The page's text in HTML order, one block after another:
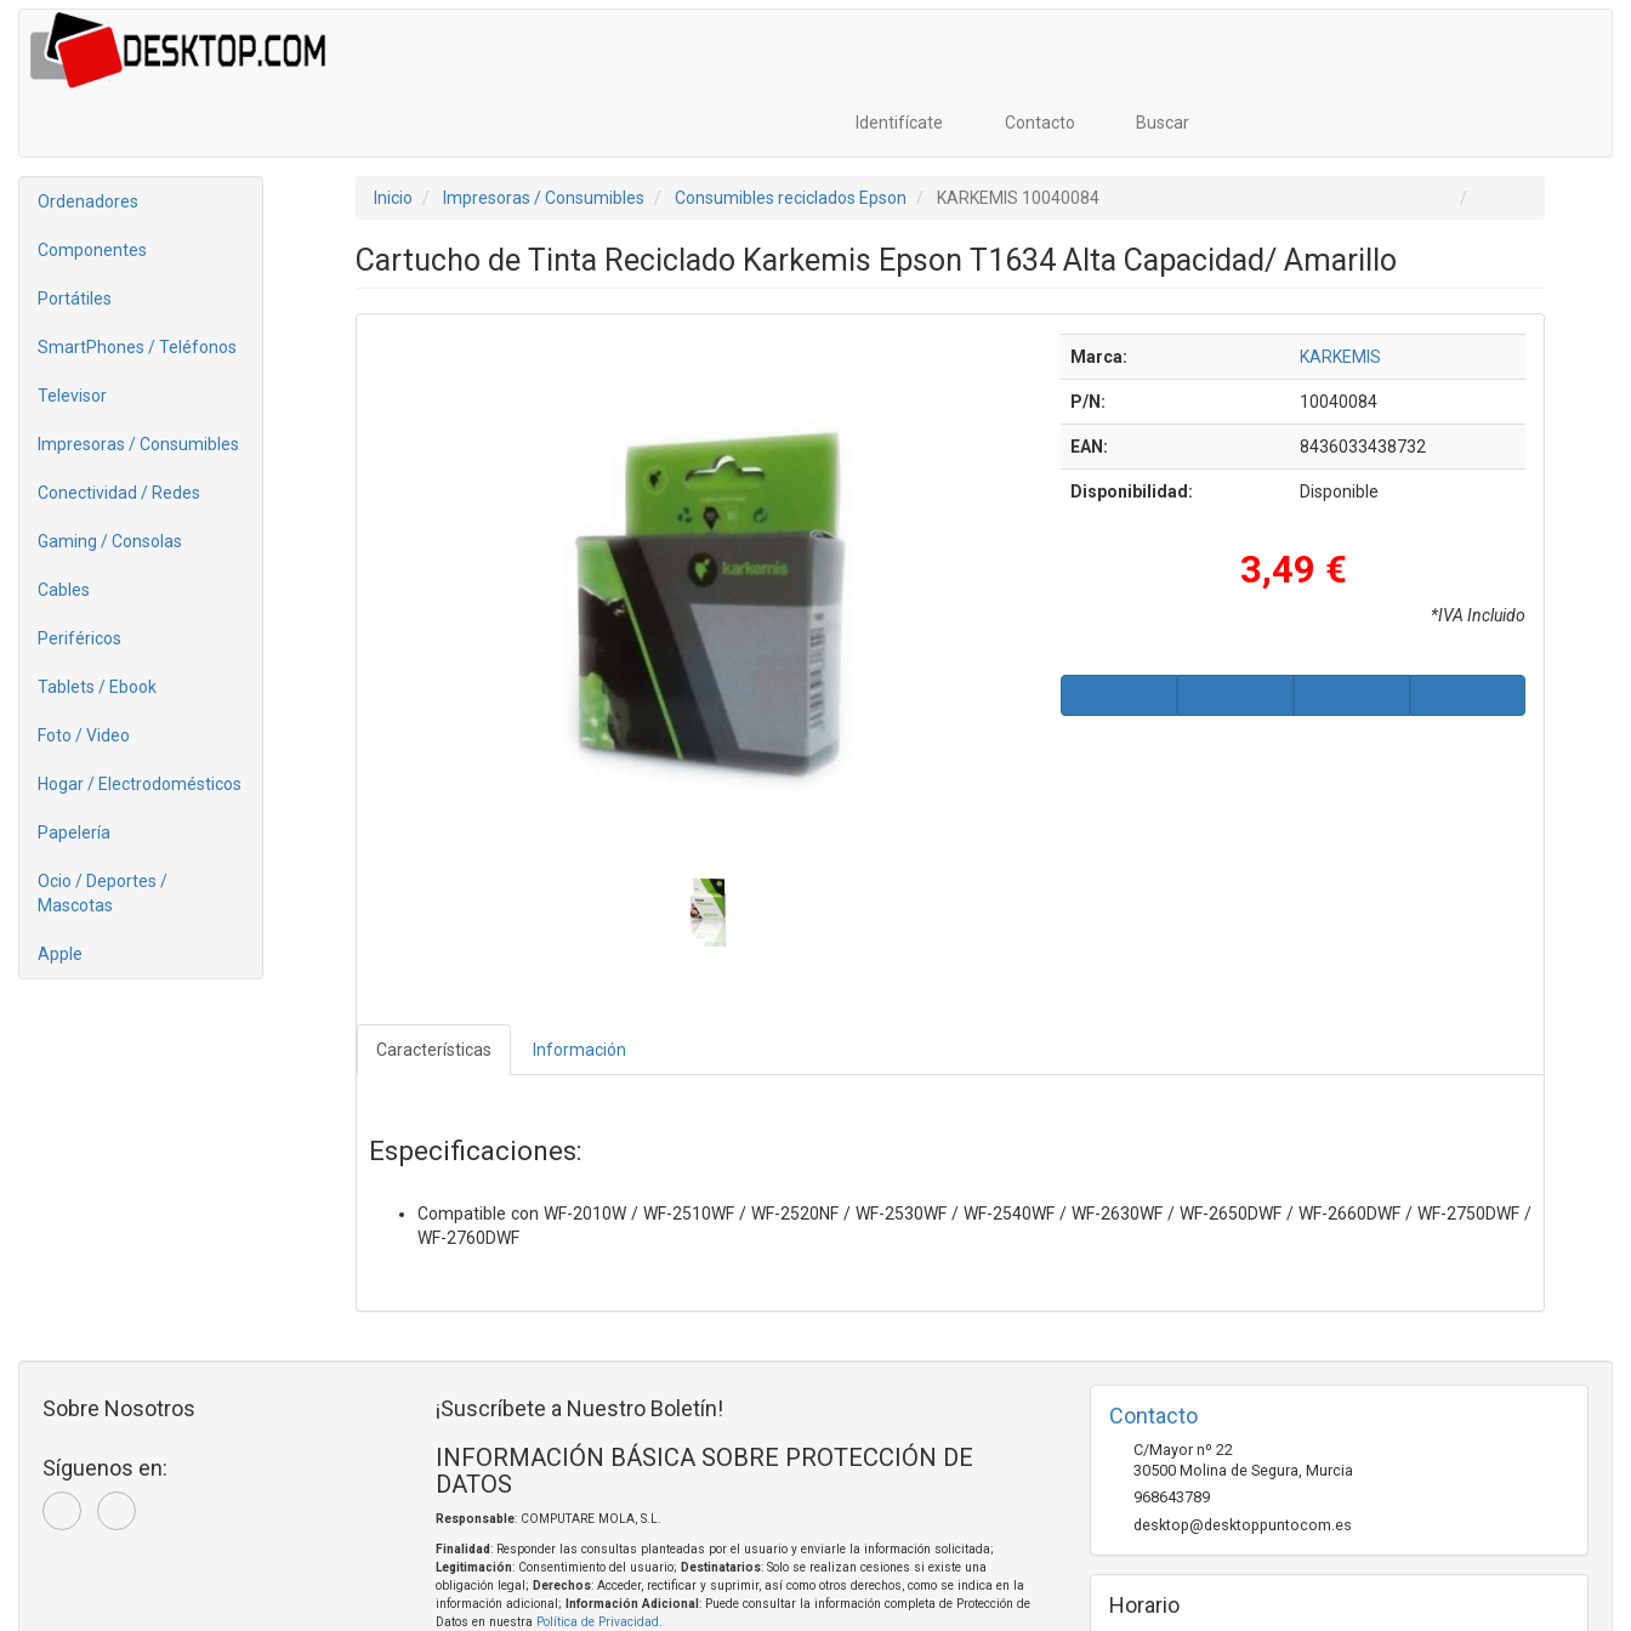
Identifícate Contacto Buscar
Ordenadores
Componentes
Portátiles
SmartPhones / Teléfonos
Televisor
Impresoras / Consumibles
Conectividad / Redes
Gaming / Consolas
Cables
Periféricos
Tablets / Ebook
Foto / Video
Hogar / Electrodomésticos
Papelería
Ocio / Deportes /
Mascotas
Apple
Inicio Impresoras / Consumibles Consumibles reciclados Epson KARKEMIS 10040084
Cartucho de Tinta Reciclado Karkemis Epson T1634 Alta Capacidad/ Amarillo
Marca: KARKEMIS
P/N: 10040084
EAN: 8436033438732
Disponibilidad: Disponible
3,49 €
*IVA Incluido
Características Información
Especificaciones:
Compatible con WF-2010W / WF-2510WF / WF-2520NF / WF-2530WF / WF-2540WF / WF-2630WF / WF-2650DWF / WF-2660DWF / WF-2750DWF /
WF-2760DWF
Sobre Nosotros
Síguenos en:
¡Suscríbete a Nuestro Boletín!
INFORMACIÓN BÁSICA SOBRE PROTECCIÓN DE
DATOS
Responsable: COMPUTARE MOLA, S.L.
Finalidad: Responder las consultas planteadas por el usuario y enviarle la información solicitada;
Legitimación: Consentimiento del usuario; Destinatarios: Solo se realizan cesiones si existe una
obligación legal; Derechos: Acceder, rectificar y suprimir, así como otros derechos, como se indica en la
información adicional;
Información Adicional : Puede consultar la información completa de Protección de
Datos en nuestra Política de Privacidad.
Contacto
C/Mayor nº 22
30500 Molina de Segura, Murcia
968643789
desktop@desktoppuntocom.es
Horario